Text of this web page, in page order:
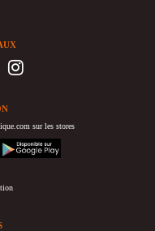
sur les stores
googleplay